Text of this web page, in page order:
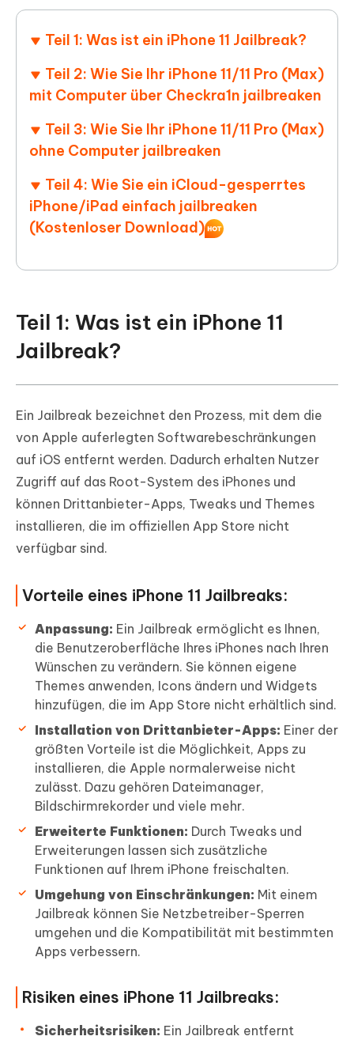
Teil 1: Was ist ein iPhone 11 Jailbreak?
Teil 2: Wie Sie Ihr iPhone 11/11 Pro (Max)
mit Computer über Checkra1n jailbreaken
Teil 3: Wie Sie Ihr iPhone 11/11 Pro (Max)
ohne Computer jailbreaken
Teil 4: Wie Sie ein iCloud-gesperrtes
iPhone/iPad einfach jailbreaken
(Kostenloser Download)
Teil 1: Was ist ein iPhone 11
Jailbreak?
Ein Jailbreak bezeichnet den Prozess, mit dem die
von Apple auferlegten Softwarebeschränkungen
auf iOS entfernt werden. Dadurch erhalten Nutzer
Zugriff auf das Root-System des iPhones und
können Drittanbieter-Apps, Tweaks und Themes
installieren, die im offiziellen App Store nicht
verfügbar sind.
Vorteile eines iPhone 11 Jailbreaks:
Anpassung: Ein Jailbreak ermöglicht es Ihnen,
die Benutzeroberfläche Ihres iPhones nach Ihren
Wünschen zu verändern. Sie können eigene
Themes anwenden, Icons ändern und Widgets
hinzufügen, die im App Store nicht erhältlich sind.
Installation von Drittanbieter-Apps: Einer der
größten Vorteile ist die Möglichkeit, Apps zu
installieren, die Apple normalerweise nicht
zulässt. Dazu gehören Dateimanager,
Bildschirmrekorder und viele mehr.
Erweiterte Funktionen: Durch Tweaks und
Erweiterungen lassen sich zusätzliche
Funktionen auf Ihrem iPhone freischalten.
Umgehung von Einschränkungen: Mit einem
Jailbreak können Sie Netzbetreiber-Sperren
umgehen und die Kompatibilität mit bestimmten
Apps verbessern.
Risiken eines iPhone 11 Jailbreaks:
Sicherheitsrisiken: Ein Jailbreak entfernt